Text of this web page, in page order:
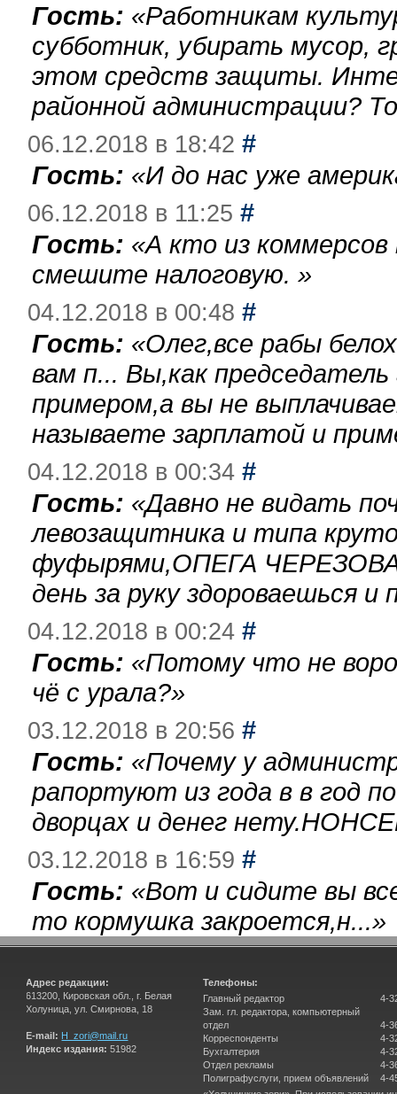
Гость: «Работникам
субботник, убирать мусор,
этом средств защиты.
районной администрации?
06.12.2018 в 18:42 #
Гость: «И до нас уже
06.12.2018 в 11:25 #
Гость: «А кто из
смешите налоговую. »
04.12.2018 в 00:48 #
Гость: «Олег,все рабы
вам п... Вы,как
примером,а вы не
называете зарплатой и
04.12.2018 в 00:34 #
Гость: «Давно не видать
левозащитника и типа
фуфырями,ОПЕГА
день за руку здороваешься
04.12.2018 в 00:24 #
Гость: «Потому что не
чё с урала?»
03.12.2018 в 20:56 #
Гость: «Почему у
рапортуют из года в в год
дворцах и денег
03.12.2018 в 16:59 #
Гость: «Вот и сидите вы
то кормушка закроется,н...»
Адрес редакции:
613200, Кировская обл., г. Белая
Холуница, ул. Смирнова, 18
E-mail: H_zori@mail.ru
Индекс издания: 51982
Телефоны:
Главный редактор
Зам. гл. редактора, компьютерный
отдел
Корреспонденты
Бухгалтерия
Отдел рекламы
Полиграфуслуги, прием объявлений
4-
4-
4-
4-
4-
4-